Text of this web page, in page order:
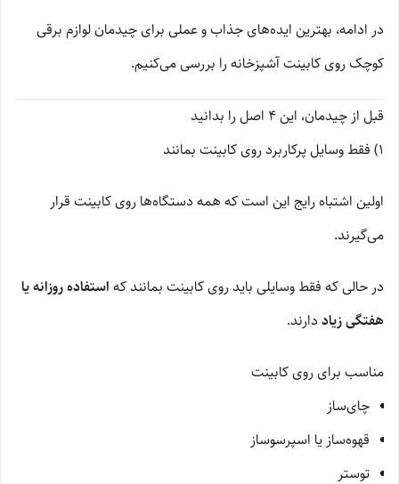
در ادامه، بهترین ایده‌های جذاب و عملی برای چیدمان لوازم برقی
کوچک روی کابینت آشپزخانه را بررسی می‌کنیم.
قبل از چیدمان، این 4 اصل را بدانید
1) فقط وسایل پرکاربرد روی کابینت بمانند
اولین اشتباه رایج این است که همه دستگاه‌ها روی کابینت قرار
می‌گیرند.
در حالی که فقط وسایلی باید روی کابینت بمانند که استفاده روزانه یا
هفتگی زیاددارند.
مناسب برای روی کابینت
چای‌ساز
قهوه‌ساز یا اسپرسوساز
توستر